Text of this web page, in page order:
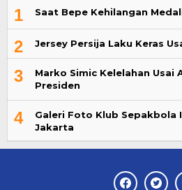
1 Saat Bepe Kehilangan
2 Jersey Persija Laku Keras
3
Marko Simic Kelelahan Usai
Presiden
4
Galeri Foto Klub Sepakbola
Jakarta